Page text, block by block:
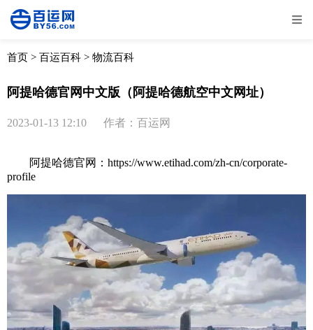
全部 物流资讯
取消
首页 > 百运百科 > 物流百科
阿提哈德官网中文版（阿提哈德航空中文网址）
2023-01-13 12:10 作者：百运网
阿提哈德官网：https://www.etihad.com/zh-cn/corporate-
profile